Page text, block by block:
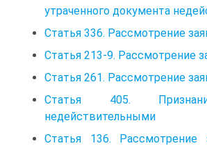
утраченного документа
Статья 336. Рассмотрение
Статья 213-9. Рассмотрение
Статья 261. Рассмотрение
Статья 405.
недействительными
Статья 136. Рассмотрение